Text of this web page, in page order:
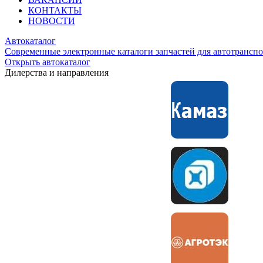
КОНТАКТЫ
НОВОСТИ
Автокаталог
Современные электронные каталоги запчастей для
Открыть автокаталог
Дилерства и направления